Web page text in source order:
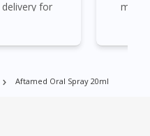
Admiralty, Bedok, Bishan,
East Coast, Farrer
Lim Chu Kang, Marine
for
TRY!
Aftamed Oral Spray 20ml